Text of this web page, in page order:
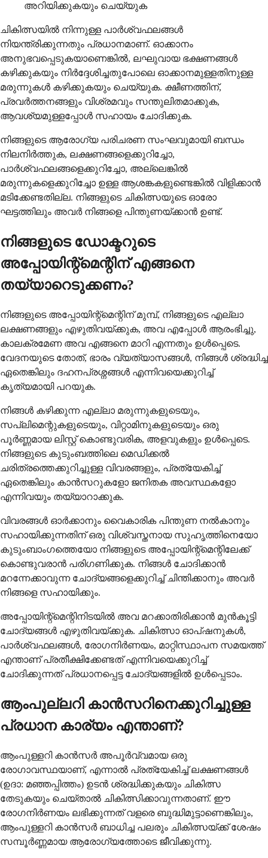
അറിയിക്കുകയും ചെയ്യുക
ചികിത്സയിൽ നിന്നുള്ള പാർശ്വഫലങ്ങൾ
നിയന്ത്രിക്കുന്നതും പ്രധാനമാണ്. ഓക്കാനം
അനുഭവപ്പെടുകയാണെങ്കിൽ, ലഘുവായ ഭക്ഷണങ്ങൾ
കഴിക്കുകയും നിർദ്ദേശിച്ചതുപോലെ ഓക്കാനമുള്ളതിനുള്ള
മരുന്നുകൾ കഴിക്കുകയും ചെയ്യുക. ക്ഷീണത്തിന്,
പ്രവർത്തനങ്ങളും വിശ്രമവും സന്തുലിതമാക്കുക,
ആവശ്യമുള്ളപ്പോൾ സഹായം ചോദിക്കുക.
നിങ്ങളുടെ ആരോഗ്യ പരിചരണ സംഘവുമായി ബന്ധം
നിലനിർത്തുക, ലക്ഷണങ്ങളെക്കുറിച്ചോ,
പാർശ്വഫലങ്ങളെക്കുറിച്ചോ, അല്ലെങ്കിൽ
മരുന്നുകളെക്കുറിച്ചോ ഉള്ള ആശങ്കകളുണ്ടെങ്കിൽ വിളിക്കാൻ
മടിക്കേണ്ടതില്ല. നിങ്ങളുടെ ചികിത്സയുടെ ഓരോ
ഘട്ടത്തിലും അവർ നിങ്ങളെ പിന്തുണയ്ക്കാൻ ഉണ്ട്.
നിങ്ങളുടെ ഡോക്ടറുടെ
അപ്പോയിന്റ്മെന്റിന് എങ്ങനെ
തയ്യാറെടുക്കണം?
നിങ്ങളുടെ അപ്പോയിന്റ്മെന്റിന് മുമ്പ്, നിങ്ങളുടെ എല്ലാ
ലക്ഷണങ്ങളും എഴുതിവയ്ക്കുക, അവ എപ്പോൾ ആരംഭിച്ചു,
കാലക്രമേണ അവ എങ്ങനെ മാറി എന്നതും ഉൾപ്പെടെ.
വേദനയുടെ തോത്, ഭാരം വ്യത്യാസങ്ങൾ, നിങ്ങൾ ശ്രദ്ധിച്ച
ഏതെങ്കിലും ദഹനപ്രശ്നങ്ങൾ എന്നിവയെക്കുറിച്ച്
കൃത്യമായി പറയുക.
നിങ്ങൾ കഴിക്കുന്ന എല്ലാ മരുന്നുകളുടെയും,
സപ്ലിമെന്റുകളുടെയും, വിറ്റാമിനുകളുടെയും ഒരു
പൂർണ്ണമായ ലിസ്റ്റ് കൊണ്ടുവരിക, അളവുകളും ഉൾപ്പെടെ.
നിങ്ങളുടെ കുടുംബത്തിലെ മെഡിക്കൽ
ചരിത്രത്തെക്കുറിച്ചുള്ള വിവരങ്ങളും, പ്രത്യേകിച്ച്
ഏതെങ്കിലും കാൻസറുകളോ ജനിതക അവസ്ഥകളോ
എന്നിവയും തയ്യാറാക്കുക.
വിവരങ്ങൾ ഓർക്കാനും വൈകാരിക പിന്തുണ നൽകാനും
സഹായിക്കുന്നതിന് ഒരു വിശ്വസ്തനായ സുഹൃത്തിനെയോ
കുടുംബാംഗത്തെയോ നിങ്ങളുടെ അപ്പോയിന്റ്മെന്റിലേക്ക്
കൊണ്ടുവരാൻ പരിഗണിക്കുക. നിങ്ങൾ ചോദിക്കാൻ
മറന്നേക്കാവുന്ന ചോദ്യങ്ങളെക്കുറിച്ച് ചിന്തിക്കാനും അവർ
നിങ്ങളെ സഹായിക്കും.
അപ്പോയിന്റ്മെന്റിനിടയിൽ അവ മറക്കാതിരിക്കാൻ മുൻകൂട്ടി
ചോദ്യങ്ങൾ എഴുതിവയ്ക്കുക. ചികിത്സാ ഓപ്ഷനുകൾ,
പാർശ്വഫലങ്ങൾ, രോഗനിർണയം, മാറ്റിസ്ഥാപന സമയത്ത്
എന്താണ് പ്രതീക്ഷിക്കേണ്ടത് എന്നിവയെക്കുറിച്ച്
ചോദിക്കുന്നത് പ്രധാനപ്പെട്ട ചോദ്യങ്ങളിൽ ഉൾപ്പെടാം.
ആംപുല്ലറി കാൻസറിനെക്കുറിച്ചുള്ള
പ്രധാന കാര്യം എന്താണ്?
ആംപുള്ളറി കാൻസർ അപൂർവ്വമായ ഒരു
രോഗാവസ്ഥയാണ്, എന്നാൽ പ്രത്യേകിച്ച് ലക്ഷണങ്ങൾ
(ഉദാ: മഞ്ഞപ്പിത്തം) ഉടൻ ശ്രദ്ധിക്കുകയും ചികിത്സ
തേടുകയും ചെയ്താൽ ചികിത്സിക്കാവുന്നതാണ്. ഈ
രോഗനിർണയം ലഭിക്കുന്നത് വളരെ ബുദ്ധിമുട്ടാണെങ്കിലും,
ആംപുള്ളറി കാൻസർ ബാധിച്ച പലരും ചികിത്സയ്ക്ക് ശേഷം
സമ്പൂർണ്ണമായ ആരോഗ്യത്തോടെ ജീവിക്കുന്നു.